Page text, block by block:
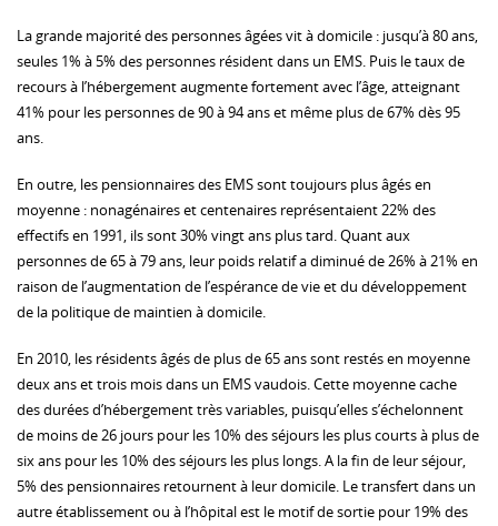
La grande majorité des personnes âgées vit à domicile : jusqu’à 80 ans,
seules 1% à 5% des personnes résident dans un EMS. Puis le taux de
recours à l’hébergement augmente fortement avec l’âge, atteignant
41% pour les personnes de 90 à 94 ans et même plus de 67% dès 95
ans.
En outre, les pensionnaires des EMS sont toujours plus âgés en
moyenne : nonagénaires et centenaires représentaient 22% des
effectifs en 1991, ils sont 30% vingt ans plus tard. Quant aux
personnes de 65 à 79 ans, leur poids relatif a diminué de 26% à 21% en
raison de l’augmentation de l’espérance de vie et du développement
de la politique de maintien à domicile.
En 2010, les résidents âgés de plus de 65 ans sont restés en moyenne
deux ans et trois mois dans un EMS vaudois. Cette moyenne cache
des durées d’hébergement très variables, puisqu’elles s’échelonnent
de moins de 26 jours pour les 10% des séjours les plus courts à plus de
six ans pour les 10% des séjours les plus longs. A la fin de leur séjour,
5% des pensionnaires retournent à leur domicile. Le transfert dans un
autre établissement ou à l’hôpital est le motif de sortie pour 19% des